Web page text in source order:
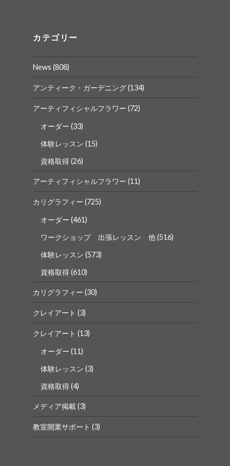
ロ
フ
ー
ル
を
Facebook
で
表
示
ロ
フ
ー
ル
を
Instagram
で
表
示
カテゴリー
News (808)
アンティーク・ガーデニング(134)
アーティフィシャルフラワー (72)
オーダー (33)
体験レッスン (15)
資格取得(26)
アーティフィシャルフラワー (11)
カリグラフィー (725)
オーダー (461)
ワークショップ 出張レッスン 他(516)
体験レッスン (573)
資格取得(610)
カリグラフィー (30)
クレイアート (3)
クレイアート (13)
オーダー (11)
体験レッスン (3)
資格取得(4)
メディア掲載 (3)
教室開業サポート (3)